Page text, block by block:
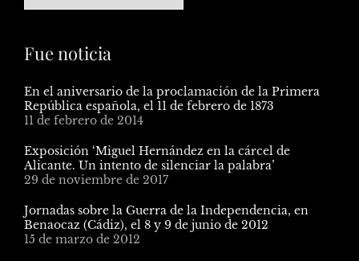
Fue noticia
En el aniversario de la proclamación de la Primera
República española, el 11 de febrero de 1873
11 de febrero de 2014
Exposición ‘Miguel Hernández en la cárcel de
Alicante. Un intento de silenciar la palabra’
29 de noviembre de 2017
Jornadas sobre la Guerra de la Independencia, en
Benaocaz (Cádiz), el 8 y 9 de junio de 2012
15 de marzo de 2012